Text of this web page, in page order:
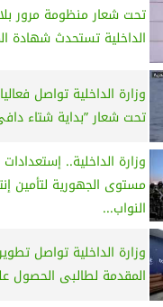
تحت شعار منظومة مرور
الداخلية تستحدث شهادة
وزارة الداخلية تواصل
تحت شعار ”بداية شتاء
وزارة الداخلية..
مستوى الجهورية لتأمين
النواب...
وزارة الداخلية تواصل
المقدمة لطالبى الحصول